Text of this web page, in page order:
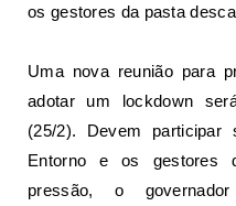
os gestores da pasta
Uma nova reunião para
adotar um lockdown
(25/2). Devem
Entorno e os gestores
pressão, o